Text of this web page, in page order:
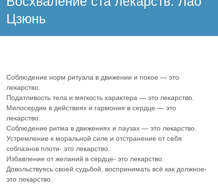
Цзюнь
Соблюдение норм ритуала в движении и покое — это
лекарство.
Податливость тела и мягкость характера — это лекарство.
Милосердие в действиях и гармония в сердце — это
лекарство.
Соблюдение ритма в движениях и паузах — это лекарство.
Устремление к моральной силе и отстранение от себя
соблазнов плоти- это лекарство.
Избавление от желаний в сердце- это лекарство.
Довольствуясь своей судьбой, воспринимать всё как должное-
это лекарство.